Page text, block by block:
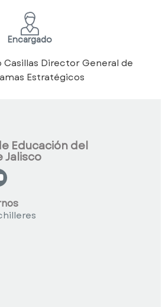
Encargado
Casillas Director General de
Estratégicos
Educación del
Jalisco